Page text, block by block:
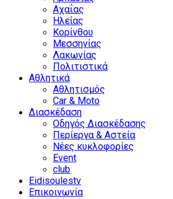
Αχαΐας
Ηλείας
Κορίνθου
Μεσσηνίας
Λακωνίας
Πολιτιστικά
Αθλητικά
Αθλητισμός
Car & Moto
Διασκέδαση
Οδηγός Διασκέδασης
Περίεργα & Αστεία
Νέες κυκλοφορίες
Event
club
Eidisoulestv
Επικοινωνία